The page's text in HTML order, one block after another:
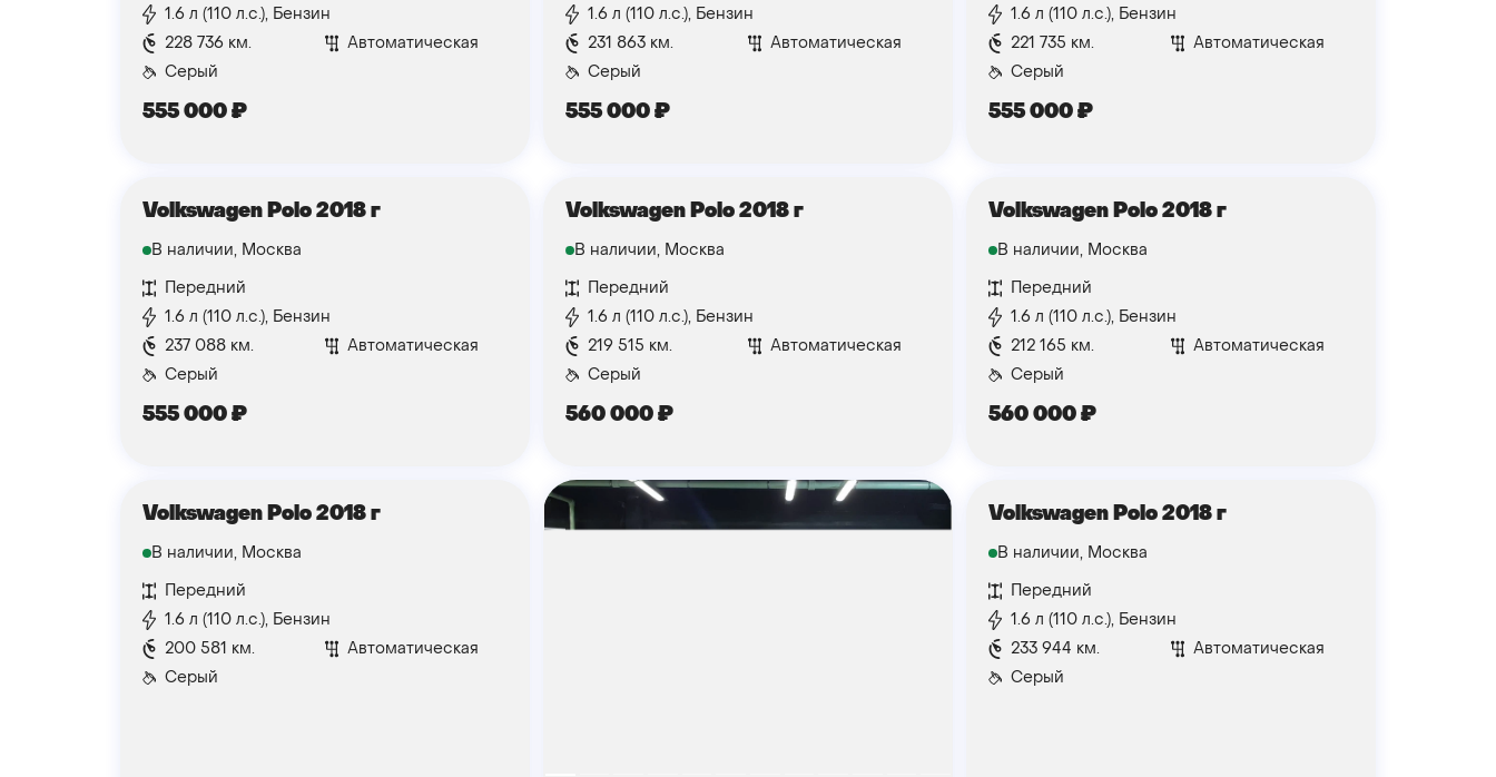
1.6 л (110 л.с.), Бензин
228 736 км.
Автоматическая
Серый
555 000₽
1.6 л (110 л.с.), Бензин
231 863 км.
Автоматическая
Серый
555 000₽
1.6 л (110 л.с.), Бензин
221 735 км.
Автоматическая
Серый
555 000₽
Volkswagen Polo 2018 г
В наличии, Москва
Передний
1.6 л (110 л.с.), Бензин
237 088 км.
Автоматическая
Серый
555 000₽
Volkswagen Polo 2018 г
В наличии, Москва
Передний
1.6 л (110 л.с.), Бензин
219 515 км.
Автоматическая
Серый
560 000₽
Volkswagen Polo 2018 г
В наличии, Москва
Передний
1.6 л (110 л.с.), Бензин
212 165 км.
Автоматическая
Серый
560 000₽
Volkswagen Polo 2018 г
В наличии, Москва
Передний
1.6 л (110 л.с.), Бензин
200 581 км.
Автоматическая
Серый
Volkswagen Polo 2018 г
В наличии, Москва
Передний
1.6 л (110 л.с.), Бензин
233 944 км.
Автоматическая
Серый